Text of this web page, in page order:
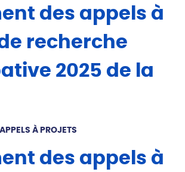
des appels à
recherche
2025 de la
APPELS À PROJETS
des appels à